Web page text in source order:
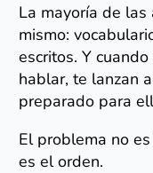
La mayoría de las
mismo:
escritos. Y
hablar, te lanzan
preparado para
El problema no
es el orden.